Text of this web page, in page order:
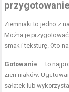
Ziemniaki to jedno z
Można je
smak i teksturę. Oto
Gotowanie — to
ziemniaków.
sałatek lub